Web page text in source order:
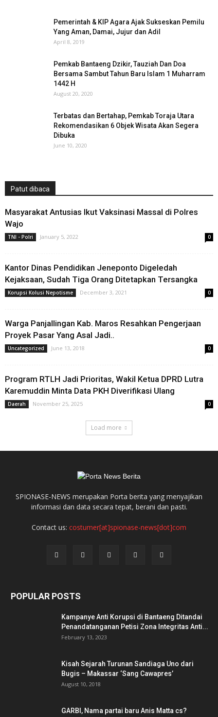
Pemerintah & KIP Agara Ajak Sukseskan Pemilu
Yang Aman, Damai, Jujur dan Adil
April 8, 2019
Pemkab Bantaeng Dzikir, Tauziah Dan Doa
Bersama Sambut Tahun Baru Islam 1 Muharram
1442 H
August 20, 2020
Terbatas dan Bertahap, Pemkab Toraja Utara
Rekomendasikan 6 Objek Wisata Akan Segera
Dibuka
June 10, 2020
Patut dibaca
Masyarakat Antusias Ikut Vaksinasi Massal di Polres
Wajo
TNI - Polri January 5, 2022 0
Kantor Dinas Pendidikan Jeneponto Digeledah
Kejaksaan, Sudah Tiga Orang Ditetapkan Tersangka
Korupsi Kolusi Nepotisme December 3, 2021 0
Warga Panjallingan Kab. Maros Resahkan Pengerjaan
Proyek Pasar Yang Asal Jadi..
Uncategorized June 13, 2018 0
Program RTLH Jadi Prioritas, Wakil Ketua DPRD Lutra
Karemuddin Minta Data PKH Diverifikasi Ulang
Daerah November 25, 2025 0
Load more
SPIONASE-NEWS merupakan Porta berita yang menyajikan
informasi dan data secara tepat, berani dan pasti.
Contact us: costumer[at]spionase-news[dot]com
POPULAR POSTS
Kampanye Anti Korupsi di Bantaeng Ditandai
Penandatanganan Petisi Zona Integritas Anti...
February 13, 2023
Kisah Sejarah Turunan Sandiaga Uno dari
Bugis – Makassar ‘Sang Cawapres’
August 10, 2018
GARBI, Nama partai baru Anis Matta cs?